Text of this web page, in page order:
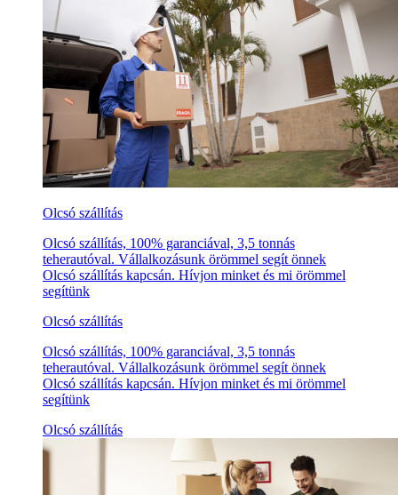
Olcsó szállítás
Olcsó szállítás, 100% garanciával, 3,5 tonnás
teherautóval. Vállalkozásunk örömmel segít önnek
Olcsó szállítás kapcsán. Hívjon minket és mi örömmel
segítünk
Olcsó szállítás
Olcsó szállítás, 100% garanciával, 3,5 tonnás
teherautóval. Vállalkozásunk örömmel segít önnek
Olcsó szállítás kapcsán. Hívjon minket és mi örömmel
segítünk
Olcsó szállítás